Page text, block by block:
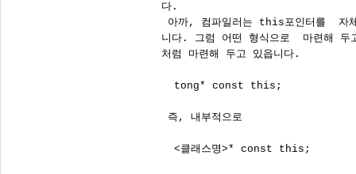
다.
아까, 컴파일러는 this포인터를  자
니다. 그럼 어떤 형식으로  마련해
처럼 마련해 두고 있읍니다.
  tong* const this;
즉, 내부적으로
  <클래스명>* const this;